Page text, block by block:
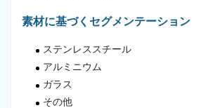
素材に基づくセグメンテーション
ステンレススチール
アルミニウム
ガラス
その他